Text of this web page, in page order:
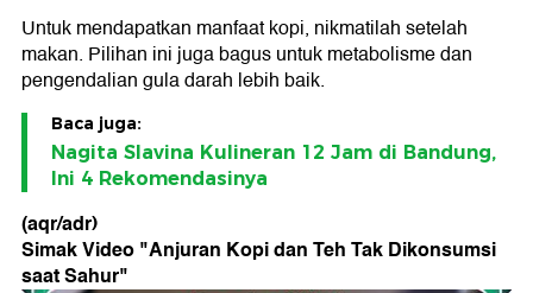
Untuk mendapatkan manfaat kopi, nikmatilah setelah
makan. Pilihan ini juga bagus untuk metabolisme dan
pengendalian gula darah lebih baik.
Baca juga:
Nagita Slavina Kulineran 12 Jam di Bandung,
Ini 4 Rekomendasinya
(aqr/adr)
Simak Video "Anjuran Kopi dan Teh Tak Dikonsumsi
saat Sahur"